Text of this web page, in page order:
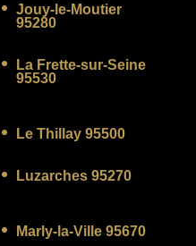
Jouy-le-Moutier
95280
La Frette-sur-Seine
95530
Le Thillay 95500
Luzarches 95270
Marly-la-Ville 95670